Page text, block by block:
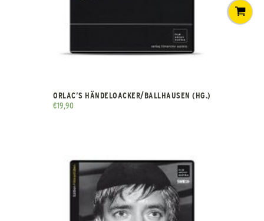
ORLAC’S HÄNDELOACKER/BALLHAUSEN (HG.)
€19,90